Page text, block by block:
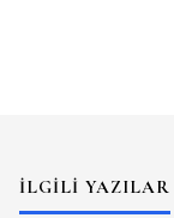
İLGILI YAZILAR